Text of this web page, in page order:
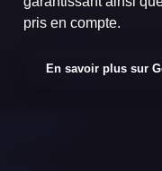
pris en compte.
En savoir plus sur